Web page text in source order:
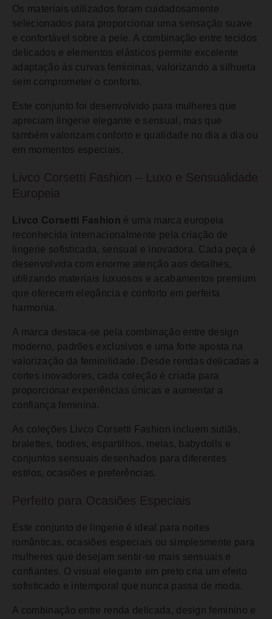
Os materiais utilizados foram cuidadosamente
selecionados para proporcionar uma sensação suave
e confortável sobre a pele. A combinação entre tecidos
delicados e elementos elásticos permite excelente
adaptação às curvas femininas, valorizando a silhueta
sem comprometer o conforto.
Este conjunto foi desenvolvido para mulheres que
apreciam lingerie elegante e sensual, mas que
também valorizam conforto e qualidade no dia a dia ou
em momentos especiais.
Livco Corsetti Fashion – Luxo e Sensualidade
Europeia
Livco Corsetti Fashion é uma marca europeia
reconhecida internacionalmente pela criação de
lingerie sofisticada, sensual e inovadora. Cada peça é
desenvolvida com enorme atenção aos detalhes,
utilizando materiais luxuosos e acabamentos premium
que oferecem elegância e conforto em perfeita
harmonia.
A marca destaca-se pela combinação entre design
moderno, padrões exclusivos e uma forte aposta na
valorização da feminilidade. Desde rendas delicadas a
cortes inovadores, cada coleção é criada para
proporcionar experiências únicas e aumentar a
confiança feminina.
As coleções Livco Corsetti Fashion incluem sutiãs,
bralettes, bodies, espartilhos, meias, babydolls e
conjuntos sensuais desenhados para diferentes
estilos, ocasiões e preferências.
Perfeito para Ocasiões Especiais
Este conjunto de lingerie é ideal para noites
românticas, ocasiões especiais ou simplesmente para
mulheres que desejam sentir-se mais sensuais e
confiantes. O visual elegante em preto cria um efeito
sofisticado e intemporal que nunca passa de moda.
A combinação entre renda delicada, design feminino e